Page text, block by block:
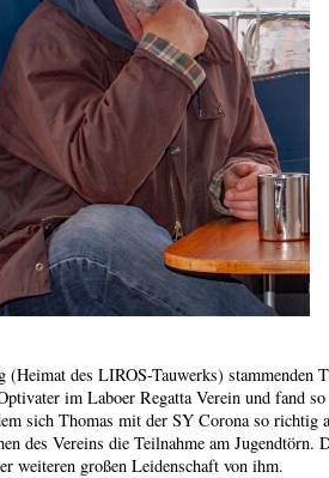
des LIROS-Tauwerks) stammenden
im Laboer Regatta Verein und fand
sich Thomas mit der SY Corona so richtig
des Vereins die Teilnahme am
weiteren großen Leidenschaft von ihm.